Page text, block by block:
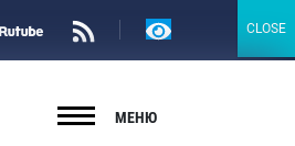
Версия
МЕНЮ
CLOSE
CLOSE